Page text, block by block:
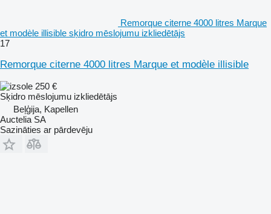
Remorque citerne 4000 litres Marque
et modèle illisible sķidro mēslojumu izkliedētājs
17
Remorque citerne 4000 litres Marque et modèle illisible
250 €
Sķidro mēslojumu izkliedētājs
Beļģija, Kapellen
Auctelia SA
Sazināties ar pārdevēju